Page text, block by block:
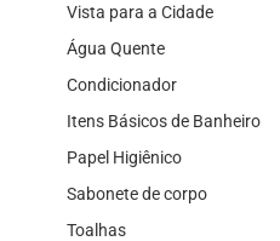
Vista para a Cidade
Água Quente
Condicionador
Itens Básicos de Banheiro
Papel Higiênico
Sabonete de corpo
Toalhas